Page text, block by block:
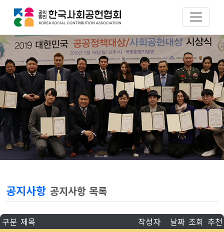
공지사항 공지사항 목록
구분 제목 작성자 날짜 조회 추천